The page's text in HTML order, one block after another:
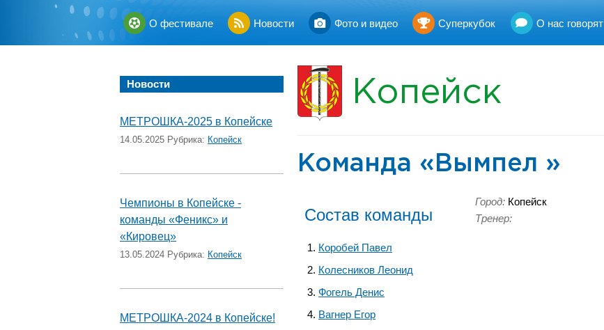
О фестивале Новости Фото и видео Суперкубок О нас говорят
Новости
МЕТРОШКА-2025 в Копейске
14.05.2025 Рубрика: Копейск
Чемпионы в Копейске -
команды «Феникс» и
«Кировец»
13.05.2024 Рубрика: Копейск
МЕТРОШКА-2024 в Копейске!
Копейск
Команда «Вымпел »
Состав команды
Коробей Павел
Колесников Леонид
Фогель Денис
Вагнер Егор
Город: Копейск
Тренер: